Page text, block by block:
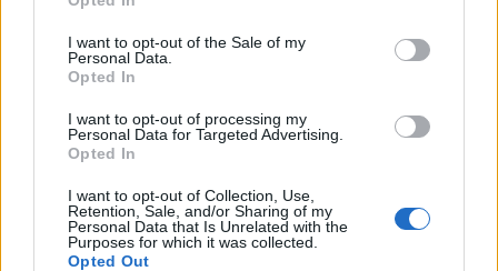
use your data for below specified purposes in below Google
consent section.
I want to opt-out of the Sale of my
Personal Data.
Opted In
I want to opt-out of processing my
Personal Data for Targeted Advertising.
Opted In
I want to opt-out of Collection, Use,
Retention, Sale, and/or Sharing of my
Personal Data that Is Unrelated with the
Purposes for which it was collected.
Opted Out
„Csonka évadot zárni nem felemelő
érzés"
mtothorsi•2020. július 15.